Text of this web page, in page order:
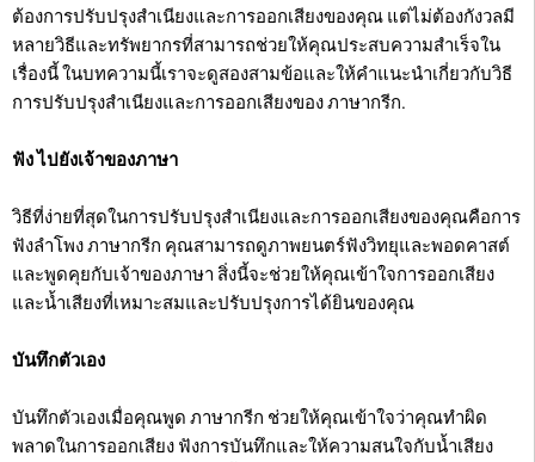
ต้องการปรับปรุงสำเนียงและการออกเสียงของคุณ แต่ไม่ต้องกังวลมี
หลายวิธีและทรัพยากรที่สามารถช่วยให้คุณประสบความสำเร็จใน
เรื่องนี้ ในบทความนี้เราจะดูสองสามข้อและให้คำแนะนำเกี่ยวกับวิธี
การปรับปรุงสำเนียงและการออกเสียงของ ภาษากรีก.
ฟัง ไปยังเจ้าของภาษา
วิธีที่ง่ายที่สุดในการปรับปรุงสำเนียงและการออกเสียงของคุณคือการ
ฟังลำโพง ภาษากรีก คุณสามารถดูภาพยนตร์ฟังวิทยุและพอดคาสต์
และพูดคุยกับเจ้าของภาษา สิ่งนี้จะช่วยให้คุณเข้าใจการออกเสียง
และน้ำเสียงที่เหมาะสมและปรับปรุงการได้ยินของคุณ
บันทึกตัวเอง
บันทึกตัวเองเมื่อคุณพูด ภาษากรีก ช่วยให้คุณเข้าใจว่าคุณทำผิด
พลาดในการออกเสียง ฟังการบันทึกและให้ความสนใจกับน้ำเสียง